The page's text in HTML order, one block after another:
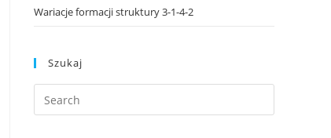
Wariacje formacji struktury 3-1-4-2
Szukaj